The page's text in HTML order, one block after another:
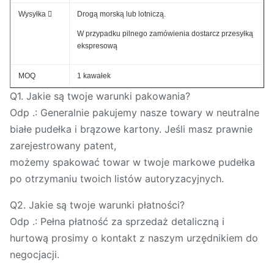
Wysyłka  Drogą morską lub lotniczą.
W przypadku pilnego zamówienia dostarcz przesyłką
ekspresową
MOQ 1 kawałek
Q1. Jakie są twoje warunki pakowania?
Odp .: Generalnie pakujemy nasze towary w neutralne
białe pudełka i brązowe kartony. Jeśli masz prawnie
zarejestrowany patent,
możemy spakować towar w twoje markowe pudełka
po otrzymaniu twoich listów autoryzacyjnych.
Q2. Jakie są twoje warunki płatności?
Odp .: Pełna płatność za sprzedaż detaliczną i
hurtową prosimy o kontakt z naszym urzędnikiem do
negocjacji.